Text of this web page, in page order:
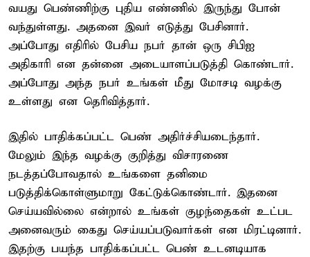
வயது பெண்ணிற்கு புதிய எண்ணில் இருந்து போன்
வந்துள்ளது. அதனை இவர் எடுத்து பேசினார்.
அப்போது எதிரில் பேசிய நபர் தான் ஒரு சிபிஐ
அதிகாரி என தன்னை அடையாளப்படுத்தி கொண்டார்.
அப்போது அந்த நபர் உங்கள் மீது மோசடி வழக்கு
உள்ளது என தெரிவித்தார்.
இதில் பாதிக்கப்பட்ட பெண் அதிர்ச்சியடைந்தார்.
மேலும் இந்த வழக்கு குறித்து விசாரணை
நடத்தப்போவதால் உங்களை தனிமை
படுத்திக்கொள்ளுமாறு கேட்டுக்கொண்டார். இதனை
செய்யவில்லை என்றால் உங்கள் குழந்தைகள் உட்பட
அனைவரும் கைது செய்யப்படுவார்கள் என மிரட்டினார்.
இதற்கு பயந்த பாதிக்கப்பட்ட பெண் உடனடியாக